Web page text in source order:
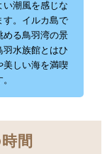
い潮風を感じな
す。イルカ島で
める鳥羽湾の景
羽水族館とはひ
美しい海を満喫
間